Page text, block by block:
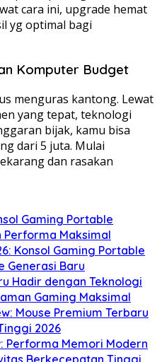
cara ini, upgrade hemat
yg optimal bagi
Komputer Budget
menguras kantong. Lewat
yang tepat, teknologi
bijak, kamu bisa
dari 5 juta. Mulai
dan rasakan
Gaming Portable
Performa Maksimal
Konsol Gaming Portable
Generasi Baru
Hadir dengan Teknologi
Gaming Maksimal
Mouse Premium Terbaru
2026
Performa Memori Modern